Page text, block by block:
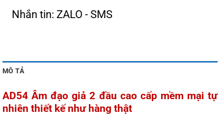
Nhắn tin: ZALO - SMS
MÔ TẢ
AD54 Âm đạo giả 2 đầu cao cấp mềm mại tự
nhiên thiết kế như hàng thật